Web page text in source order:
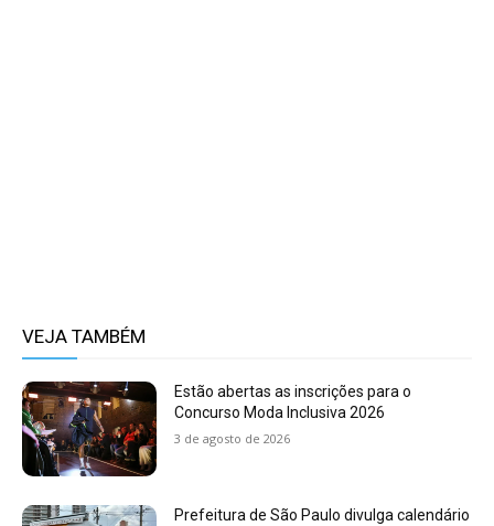
VEJA TAMBÉM
Estão abertas as inscrições para o
Concurso Moda Inclusiva 2026
3 de agosto de 2026
Prefeitura de São Paulo divulga calendário